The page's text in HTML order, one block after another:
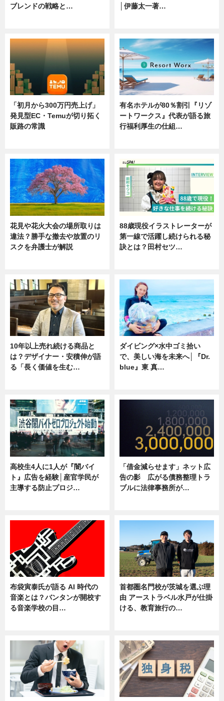
ブレンドの戦略と…
│伊藤太一著…
「初月から300万円売上げ」
発見型EC・Temuが切り拓く
販路の常識
有名ホテルが80％割引『リゾ
ートワークス』代表が語る旅
行福利厚生の仕組…
花見や花火大会の場所取りは
違法？勝手な撤去や放置のリ
スクを弁護士が解説
88歳現役イラストレーターが
第一線で活躍し続けられる秘
訣とは？田村セツ…
10年以上売れ続ける商品と
は？デザイナー・安積伸が語
る「長く価値を生む…
ダイビング×水中ゴミ拾い
で、美しい海を未来へ│『Dr.
blue』東 真…
高校生4人に1人が『闇バイ
ト』広告を経験│産官学民が
主導する防止プロジ…
「借金減らせます」ネット広
告の影 広がる債務整理トラ
ブルに法律事務所が…
布袋寅泰氏が語る AI 時代の
音楽とは？バンタンが開校す
る音楽学校の目…
首都圏名門校が茨城を選ぶ理
由 アーストラベル水戸が仕掛
ける、教育旅行の…